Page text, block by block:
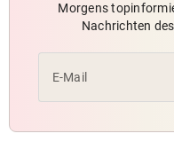
Morgens
Nachrichten
E-Mail